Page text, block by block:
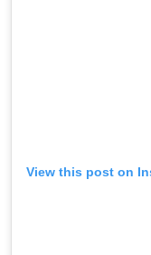
View this post on